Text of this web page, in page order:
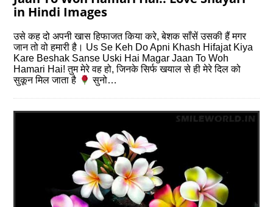
in Hindi Images
उसे कह दो अपनी खास हिफाजत किया करे, बेशक साँसें उसकी हैं मगर
जान तो वो हमारी है। Us Se Keh Do Apni Khash Hifajat Kiya
Kare Beshak Sanse Uski Hai Magar Jaan To Woh
Hamari Hai! तुम मेरे वह हो, जिनके सिर्फ खयाल से ही मेरे दिल को
सुकून मिल जाता है
सुनो…